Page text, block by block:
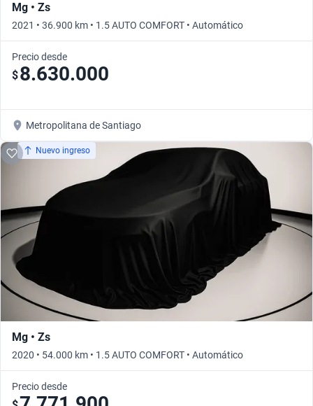
Mg • Zs
2021 • 36.900 km • 1.5 AUTO COMFORT • Automático
Precio desde
$8.630.000
Metropolitana de Santiago
Nuevo ingreso
Mg • Zs
2020 • 54.000 km • 1.5 AUTO COMFORT • Automático
Precio desde